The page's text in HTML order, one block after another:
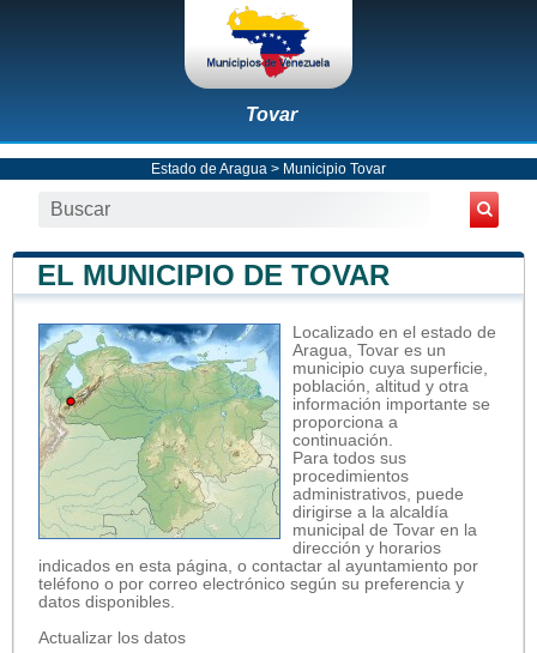
Tovar
Estado de Aragua > Municipio Tovar
EL MUNICIPIO DE TOVAR
Localizado en el estado de
Aragua, Tovar es un
municipio cuya superficie,
población, altitud y otra
información importante se
proporciona a
continuación.
Para todos sus
procedimientos
administrativos, puede
dirigirse a la alcaldía
municipal de Tovar en la
dirección y horarios
indicados en esta página, o contactar al ayuntamiento por
teléfono o por correo electrónico según su preferencia y
datos disponibles.
Actualizar los datos